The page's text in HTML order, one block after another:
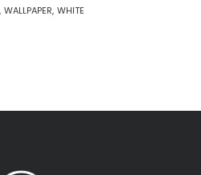
WALLPAPER WHITE